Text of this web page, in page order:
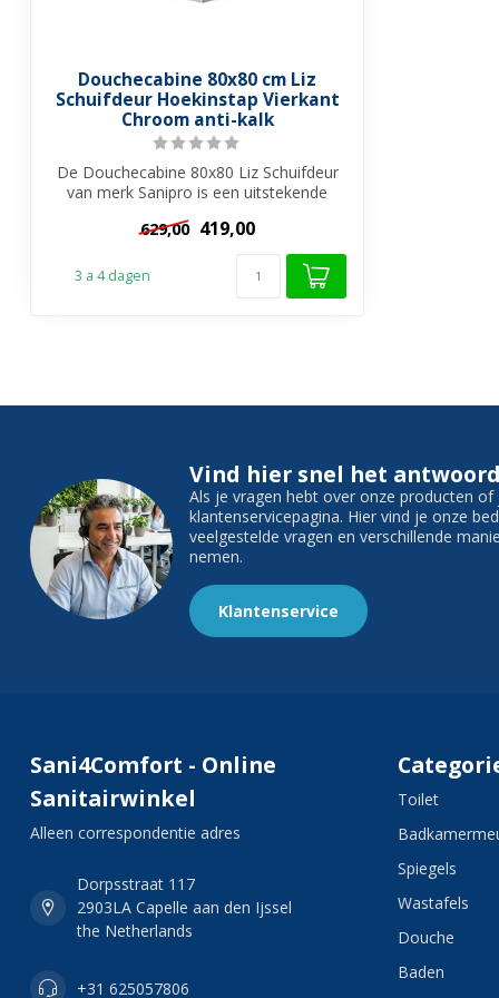
Douchecabine 80x80 cm Liz
Schuifdeur Hoekinstap Vierkant
Chroom anti-kalk
De Douchecabine 80x80 Liz Schuifdeur
van merk Sanipro is een uitstekende
629,00 419,00
3 a 4 dagen
Vind hier snel het
Als je vragen hebt over onze producten
klantenservicepagina. Hier vind je onze
veelgestelde vragen en verschillende
nemen.
Klantenservice
Sani4Comfort - Online
Sanitairwinkel
Alleen correspondentie adres
Dorpsstraat 117
2903LA Capelle aan den Ijssel
the Netherlands
+31 625057806
Toilet
Spiegels
Wastafels
Douche
Baden